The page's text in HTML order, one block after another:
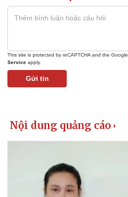
This site is protected by reCAPTCHA and the Google
Service apply.
Gửi tin